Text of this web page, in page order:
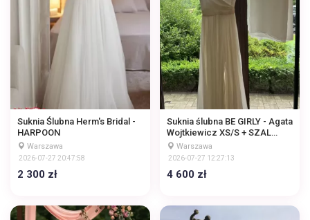
Suknia Ślubna Herm's Bridal -
HARPOON
Warszawa
2026-07-27 20:47:58
2 300 zł
Suknia ślubna BE GIRLY - Agata
Wojtkiewicz XS/S + SZAL
JEDWABNY
Warszawa
2026-07-27 12:27:13
4 600 zł